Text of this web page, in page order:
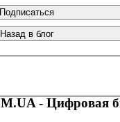
Подписаться
Назад в блог
- Цифровая